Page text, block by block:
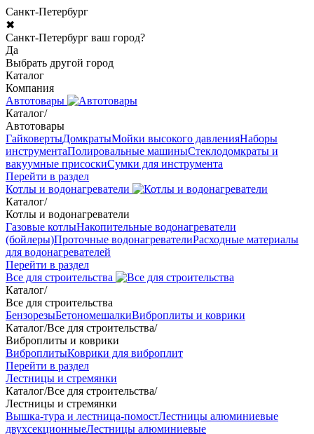
Санкт-Петербург
✖
Санкт-Петербург ваш город?
Да
Выбрать другой город
Каталог
Компания
Автотовары
Каталог/
Автотовары
ГайковертыДомкратыМойки высокого давленияНаборы
инструментаПолировальные машиныСтеклодомкраты и
вакуумные присоскиСумки для инструмента
Перейти в раздел
Котлы и водонагреватели
Каталог/
Котлы и водонагреватели
Газовые котлыНакопительные водонагреватели
(бойлеры)Проточные водонагревателиРасходные материалы
для водонагревателей
Перейти в раздел
Все для строительства
Каталог/
Все для строительства
БензорезыБетономешалкиВиброплиты и коврики
Каталог/Все для строительства/
Виброплиты и коврики
ВиброплитыКоврики для виброплит
Перейти в раздел
Лестницы и стремянки
Каталог/Все для строительства/
Лестницы и стремянки
Вышка-тура и лестница-помостЛестницы алюминиевые
двухсекционныеЛестницы алюминиевые